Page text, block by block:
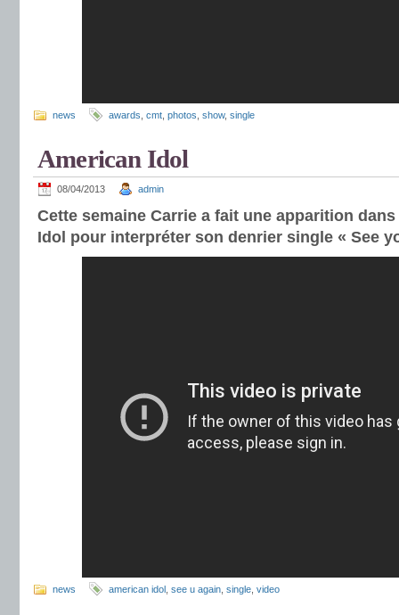
news awards cmt photos show, single
American Idol
08/04/2013 admin
Cette semaine Carrie a fait une apparition
Idol pour interpréter son denrier single « See
news american idol see u again single video